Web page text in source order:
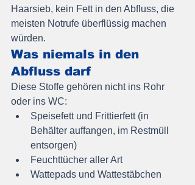
Haarsieb, kein Fett in den Abfluss, die
meisten Notrufe überflüssig machen
würden.
Was niemals in den
Abfluss darf
Diese Stoffe gehören nicht ins Rohr
oder ins WC:
Speisefett und Frittierfett (in
Behälter auffangen, im Restmüll
entsorgen)
Feuchttücher aller Art
Wattepads und Wattestäbchen